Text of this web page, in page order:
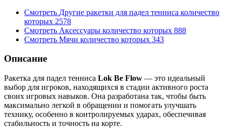
Смотреть Другие ракетки для падел тенниса количество
которых 2578
Смотреть Аксессуары количество которых 888
Смотреть Мячи количество которых 343
Описание
Ракетка для падел тенниса Lok Be Flow — это идеальный
выбор для игроков, находящихся в стадии активного роста
своих игровых навыков. Она разработана так, чтобы быть
максимально легкой в обращении и помогать улучшать
технику, особенно в контролируемых ударах, обеспечивая
стабильность и точность на корте.